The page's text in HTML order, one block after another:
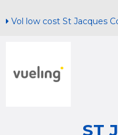
Vol low cost St Jacques
ST